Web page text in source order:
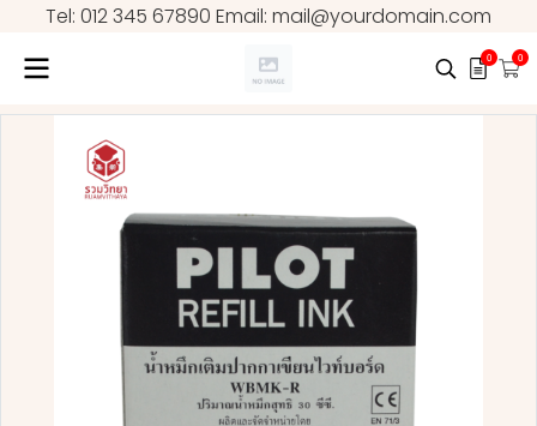
Tel: 012 345 67890 Email: mail@yourdomain.com
0 0